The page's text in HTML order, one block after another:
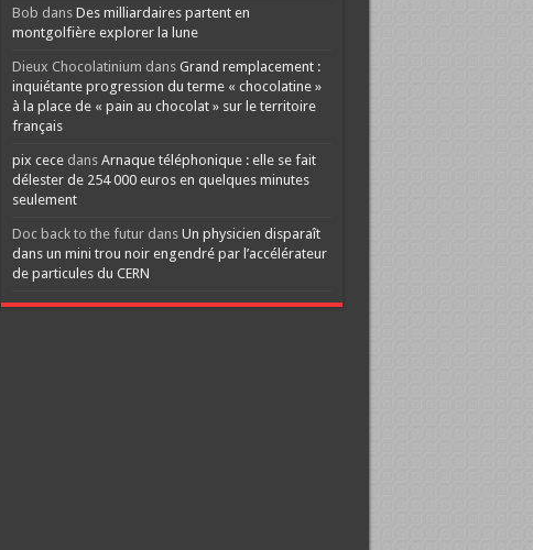
Bob dans Des milliardaires partent en
montgolfière explorer la lune
Dieux Chocolatinium dans Grand remplacement :
inquiétante progression du terme « chocolatine »
à la place de « pain au chocolat » sur le territoire
français
pix cecedans Arnaque téléphonique : elle se fait
délester de 254 000 euros en quelques minutes
seulement
Doc back to the futurdans Un physicien disparaît
dans un mini trou noir engendré par l’accélérateur
de particules du CERN